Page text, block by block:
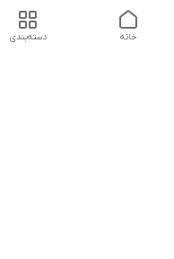
دسته‌بندی خانه